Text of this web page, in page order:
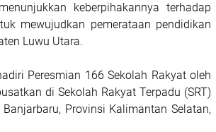
keberpihakannya terhadap
mewujudkan pemerataan pendidikan
Luwu Utara.
Peresmian 166 Sekolah Rakyat oleh
di Sekolah Rakyat Terpadu (SRT)
Provinsi Kalimantan Selatan,